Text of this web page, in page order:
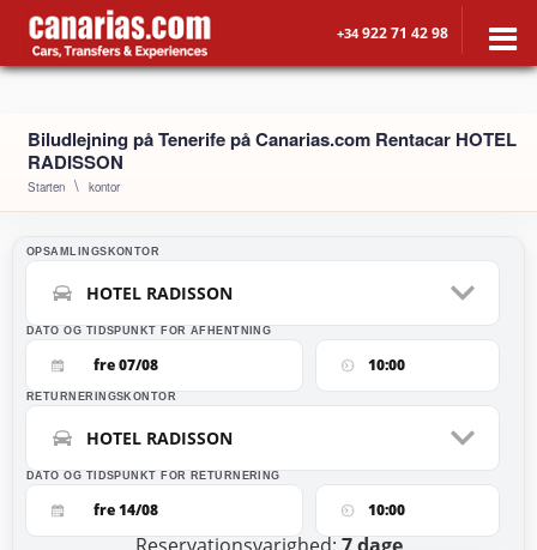
+34922 71 42 98
Biludlejning på Tenerife på Canarias.com Rentacar HOTEL
RADISSON
Starten kontor
OPSAMLINGSKONTOR
HOTEL RADISSON
DATO OG TIDSPUNKT FOR AFHENTNING
fre 07/08 10:00
RETURNERINGSKONTOR
HOTEL RADISSON
DATO OG TIDSPUNKT FOR RETURNERING
fre 14/08 10:00